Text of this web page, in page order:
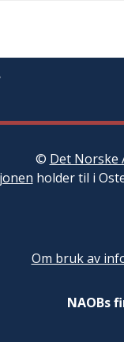
© Det Norske
holder til i
Om bruk av
NAOBs